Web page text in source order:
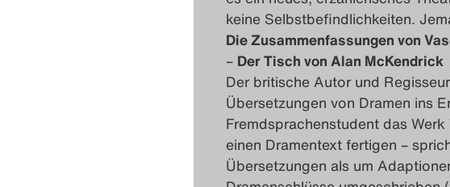
keine Selbstbefindlichkeiten.
Die Zusammenfassungen von
– Der Tisch von Alan McKendrick
Der britische Autor und
Übersetzungen von Dramen ins
Fremdsprachenstudent das
einen Dramentext fertigen –
Übersetzungen als um